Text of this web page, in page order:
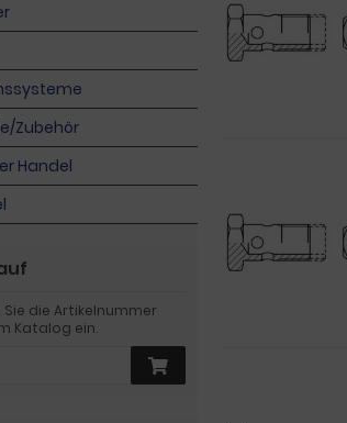
Zubehör
Handel
die Artikelnummer
Katalog ein.